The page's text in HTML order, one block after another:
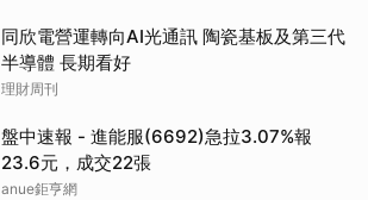
同欣電營運轉向AI光通訊 陶瓷基板及第三代
半導體 長期看好
理財周刊
盤中速報 - 進能服(6692)急拉3.07%報
23.6元，成交22張
anue鉅亨網